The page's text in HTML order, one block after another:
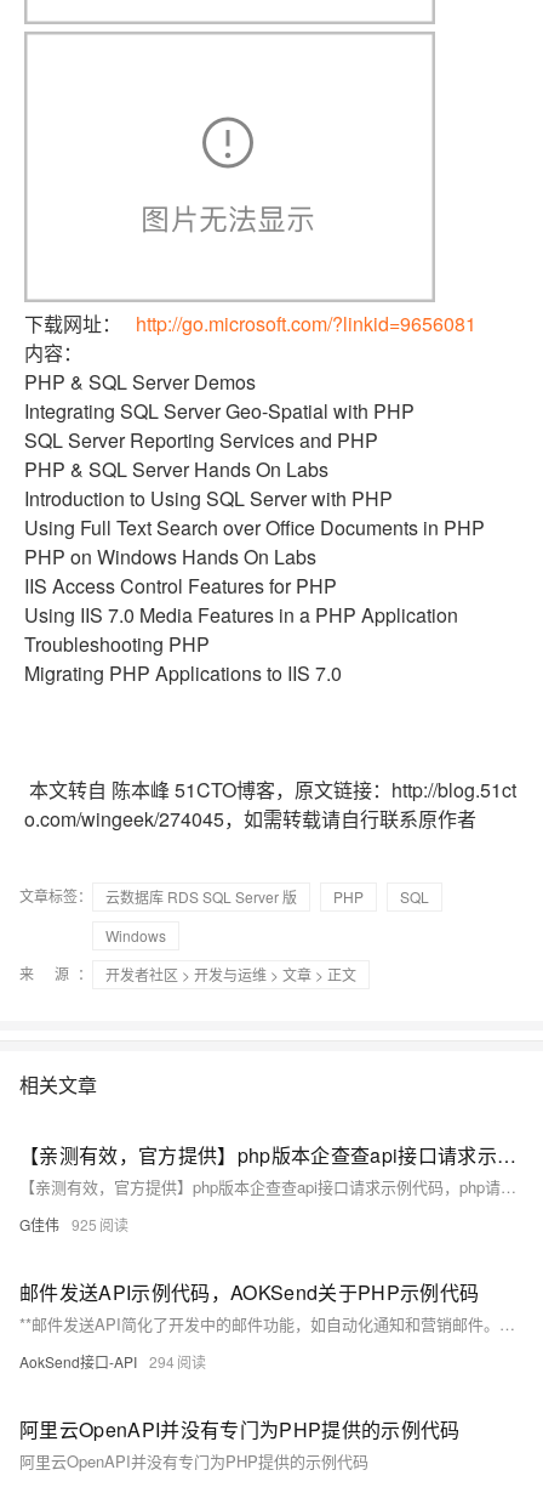
下载网址： http://go.microsoft.com/?linkid=9656081
内容：
PHP & SQL Server Demos
Integrating SQL Server Geo-Spatial with PHP
SQL Server Reporting Services and PHP
PHP & SQL Server Hands On Labs
Introduction to Using SQL Server with PHP
Using Full Text Search over Office Documents in PHP
PHP on Windows Hands On Labs
IIS Access Control Features for PHP
Using IIS 7.0 Media Features in a PHP Application
Troubleshooting PHP
Migrating PHP Applications to IIS 7.0
本文转自 陈本峰 51CTO博客，原文链接：http://blog.51ct
o.com/wingeek/274045，如需转载请自行联系原作者
文章标签： 云数据库 RDS SQL Server 版 PHP
SQL
Windows
来 源：
开发者社区 > 开发与运维 > 文章 > 正文
相关文章
【亲测有效，官方提供】php版本企查查api接口请求示例代码，php请求企查查api接口，thinkphp请求企查查api接口
【亲测有效，官方提供】php版本企查查api接口请求示例代码，php请求企查查api接口，thinkphp请求企查查api接口
G佳伟 925
​邮件发送API示例代码，AOKSend关于PHP示例代码
**邮件发送API简化了开发中的邮件功能，如自动化通知和营销邮件。常见示例包括SendGrid和Mailgun的Python代码。AOKSend在PHP中的使用示例展示了如何使用Guzzle库发送邮件，其特点包括高可靠性、易于集成和强大功能。通过API，开发者能高效、可靠地发送大规模邮件。**
AokSend接口-API 294
阿里云OpenAPI并没有专门为PHP提供的示例代码
阿里云OpenAPI并没有专门为PHP提供的示例代码